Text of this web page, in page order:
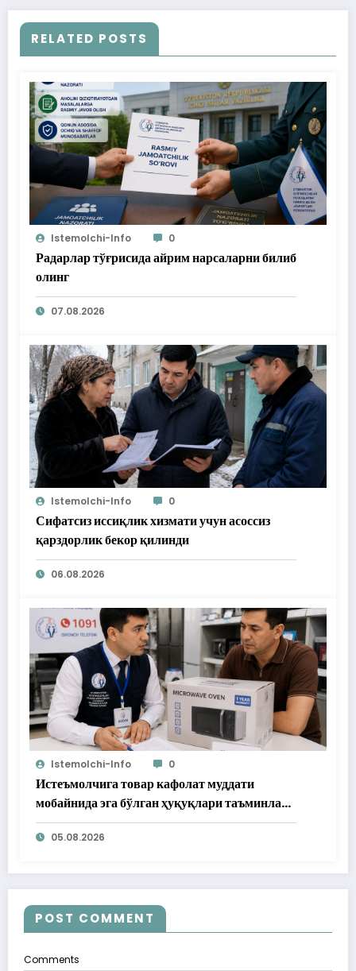
RELATED POSTS
Istemolchi-Info 0
Радарлар тўғрисида айрим нарсаларни билиб
олинг
07.08.2026
Istemolchi-Info 0
Сифатсиз иссиқлик хизмати учун асоссиз
қарздорлик бекор қилинди
06.08.2026
Istemolchi-Info 0
Истеъмолчига товар кафолат муддати
мобайнида эга бўлган ҳуқуқлари таъминлаб
берилди
05.08.2026
POST COMMENT
Comments